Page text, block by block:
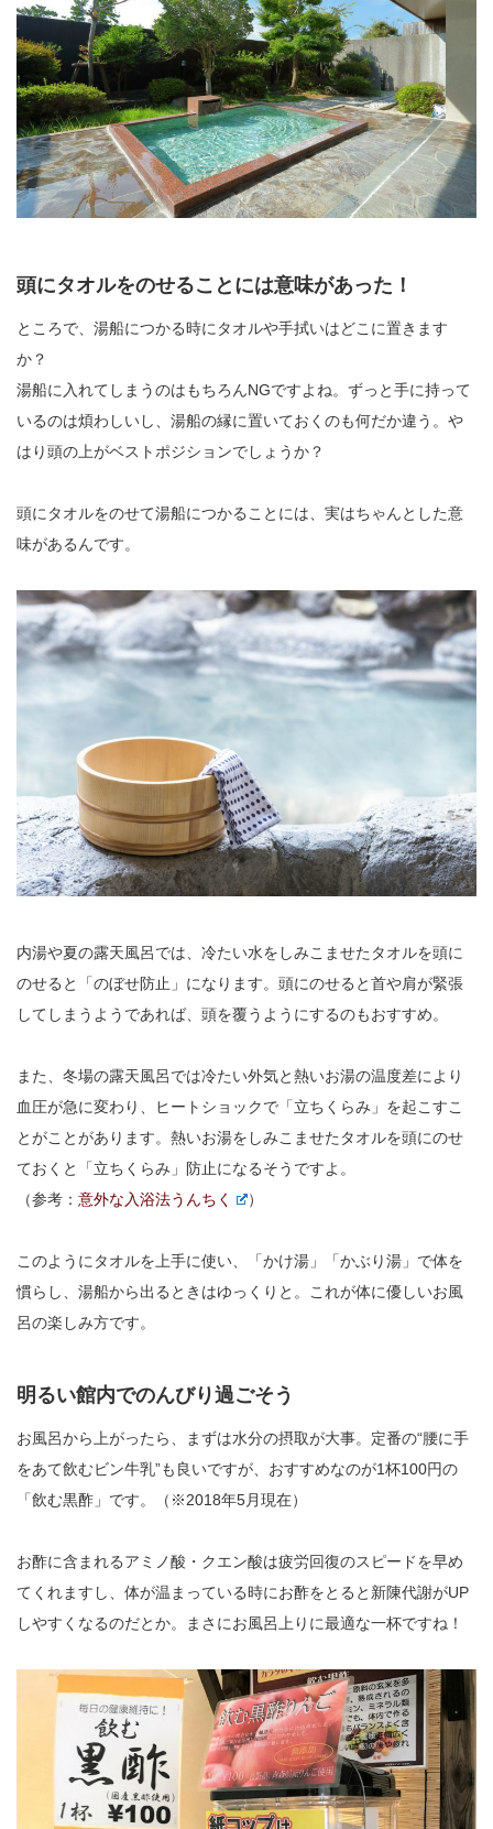
頭にタオルをのせることには意味があった！
ところで、湯船につかる時にタオルや手拭いはどこに置きます
か？
湯船に入れてしまうのはもちろんNGですよね。ずっと手に持って
いるのは煩わしいし、湯船の縁に置いておくのも何だか違う。や
はり頭の上がベストポジションでしょうか？
頭にタオルをのせて湯船につかることには、実はちゃんとした意
味があるんです。
内湯や夏の露天風呂では、冷たい水をしみこませたタオルを頭に
のせると「のぼせ防止」になります。頭にのせると首や肩が緊張
してしまうようであれば、頭を覆うようにするのもおすすめ。
また、冬場の露天風呂では冷たい外気と熱いお湯の温度差により
血圧が急に変わり、ヒートショックで「立ちくらみ」を起こすこ
とがことがあります。熱いお湯をしみこませたタオルを頭にのせ
ておくと「立ちくらみ」防止になるそうですよ。
（参考： 意外な入浴法うんちく ）
このようにタオルを上手に使い、「かけ湯」「かぶり湯」で体を
慣らし、湯船から出るときはゆっくりと。これが体に優しいお風
呂の楽しみ方です。
明るい館内でのんびり過ごそう
お風呂から上がったら、まずは水分の摂取が大事。定番の“腰に手
をあて飲むビン牛乳”も良いですが、おすすめなのが1杯100円の
「飲む黒酢」です。（※2018年5月現在）
お酢に含まれるアミノ酸・クエン酸は疲労回復のスピードを早め
てくれますし、体が温まっている時にお酢をとると新陳代謝がUP
しやすくなるのだとか。まさにお風呂上りに最適な一杯ですね！